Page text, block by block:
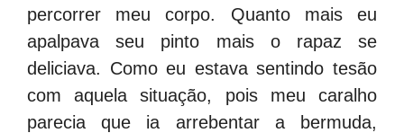
percorrer meu corpo. Quanto mais eu
apalpava seu pinto mais o rapaz se
deliciava. Como eu estava sentindo tesão
com aquela situação, pois meu caralho
parecia que ia arrebentar a bermuda,